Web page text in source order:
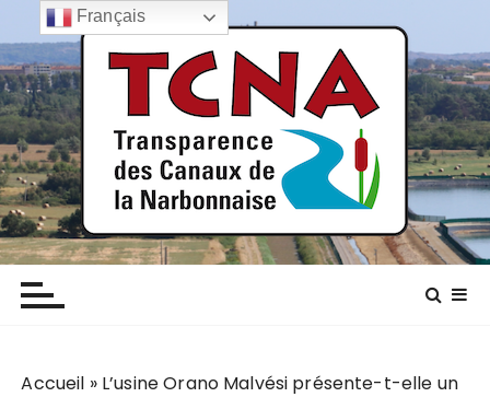
a
s
s
e
r
a
u
c
o TCNA NARBONNE
Transparence des canaux de la narbonnaise
Accueil » L’usine Orano Malvési présente-t-elle un
Français